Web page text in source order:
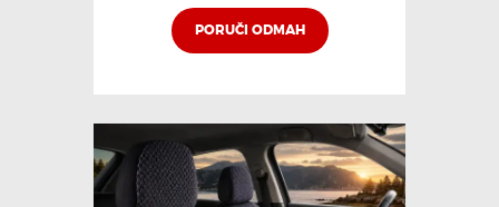
PORUČI ODMAH